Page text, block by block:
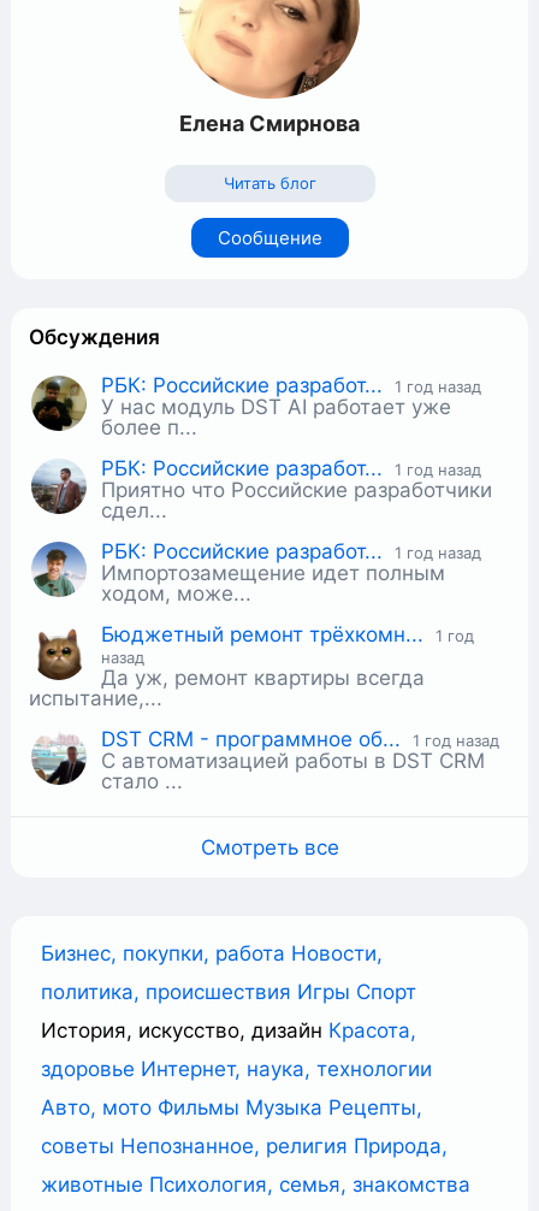
Елена Смирнова
Читать блог
Cообщение
Обсуждения
​РБК: Российские разработ...
1 год назад
У нас модуль DST AI работает уже
более п...
​РБК: Российские разработ...
1 год назад
Приятно что Российские разработчики
сдел...
​РБК: Российские разработ...
1 год назад
Импортозамещение идет полным
ходом, може...
Бюджетный ремонт трёхкомн...
1 год
назад
Да уж, ремонт квартиры всегда
испытание,...
​DST CRM - программное об...
1 год назад
С автоматизацией работы в DST CRM
стало ...
Смотреть все
Бизнес, покупки, работа Новости,
политика, происшествия Игры Спорт
История, искусство, дизайн Красота,
здоровье Интернет, наука, технологии
Авто, мото Фильмы Музыка Рецепты,
советы Непознанное, религия Природа,
животные Психология, семья, знакомства